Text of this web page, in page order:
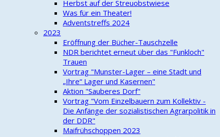
Herbst auf der Streuobstwiese
Was für ein Theater!
Adventstreffs 2024
2023
Eröffnung der Bücher-Tauschzelle
NDR berichtet erneut über das "Funkloch"
Trauen
Vortrag "Munster-Lager – eine Stadt und
„Ihre“ Lager und Kasernen"
Aktion "Sauberes Dorf"
Vortrag "Vom Einzelbauern zum Kollektiv -
Die Anfänge der sozialistischen Agrarpolitik in
der DDR"
Maifrühschoppen 2023